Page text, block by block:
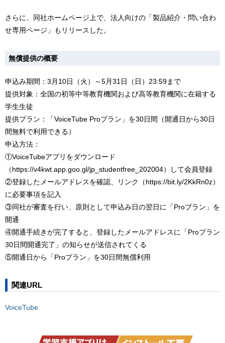
さらに、同社ホームページ上で、法人向けの「製品紹介・問い合わ
せ専用ページ」もリリースした。
無償提供の概要
申込み期間：3月10日（火）～5月31日（日）23:59まで
提供対象：全国の初等中等教育機関および高等教育機関に在籍する
学生生徒
提供プラン：「VoiceTube Proプラン」を30日間（開通日から30日
間無料で利用できる）
申込方法：
①VoiceTubeアプリをダウンロード
（https://v4kwt.app.goo.gl/jp_studentfree_202004）して会員登録
②登録したメールアドレスを確認、リンク（https://bit.ly/2KkRn0z）
に必要事項を記入
③同社が審査を行い、原則として申込み日の翌日に「Proプラン」を
開通
④開通手続きが完了すると、登録したメールアドレスに「Proプラン
30日間開通完了」の知らせが送信されてくる
⑤開通日から「Proプラン」を30日間無償利用
関連URL
VoiceTube